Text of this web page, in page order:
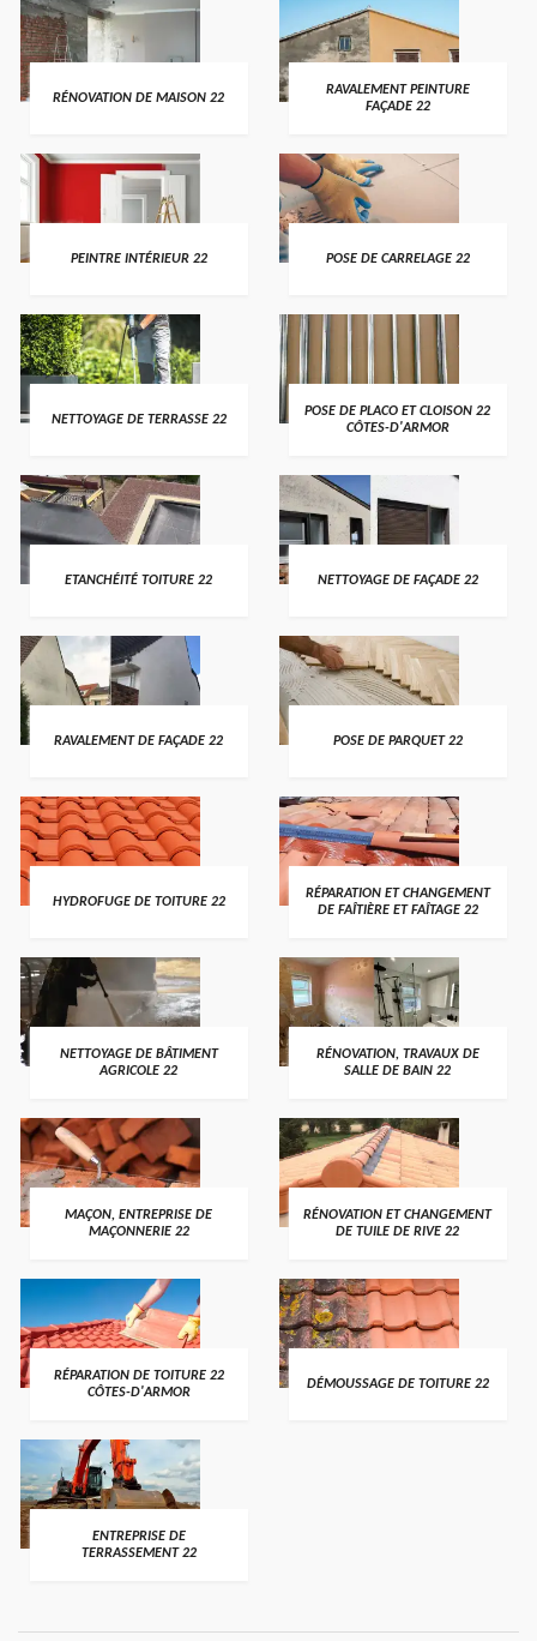
RÉNOVATION DE MAISON 22
RAVALEMENT PEINTURE
FAÇADE 22
PEINTRE INTÉRIEUR 22 POSE DE CARRELAGE 22
NETTOYAGE DE TERRASSE 22
POSE DE PLACO ET CLOISON 22
CÔTES-D'ARMOR
ETANCHÉITÉ TOITURE 22 NETTOYAGE DE FAÇADE 22
RAVALEMENT DE FAÇADE 22 POSE DE PARQUET 22
HYDROFUGE DE TOITURE 22
RÉPARATION ET CHANGEMENT
DE FAÎTIÈRE ET FAÎTAGE 22
NETTOYAGE DE BÂTIMENT
AGRICOLE 22
RÉNOVATION, TRAVAUX DE
SALLE DE BAIN 22
MAÇON, ENTREPRISE DE
MAÇONNERIE 22
RÉNOVATION ET CHANGEMENT
DE TUILE DE RIVE 22
RÉPARATION DE TOITURE 22
CÔTES-D'ARMOR
DÉMOUSSAGE DE TOITURE 22
ENTREPRISE DE
TERRASSEMENT 22